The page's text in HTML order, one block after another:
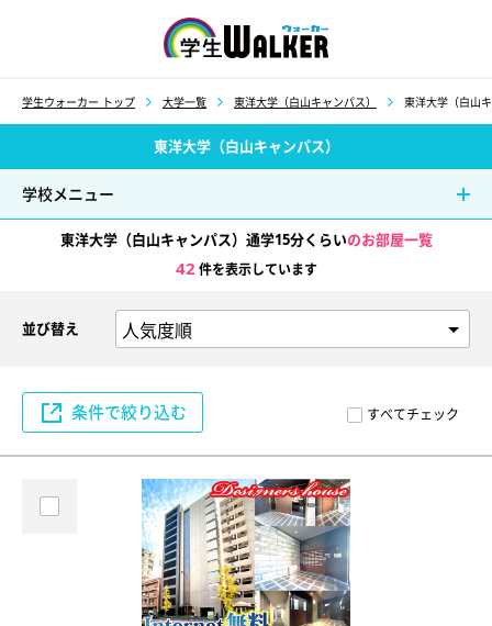
学生ウォーカー トップ 大学一覧 東洋大学（白山キャンパス） 東洋大学（白山
東洋大学（白山キャンパス）
学校メニュー
東洋大学（白山キャンパス）通学15分くらいのお部屋一覧
42 件を表示しています
すべてチェック
並び替え
条件で絞り込む